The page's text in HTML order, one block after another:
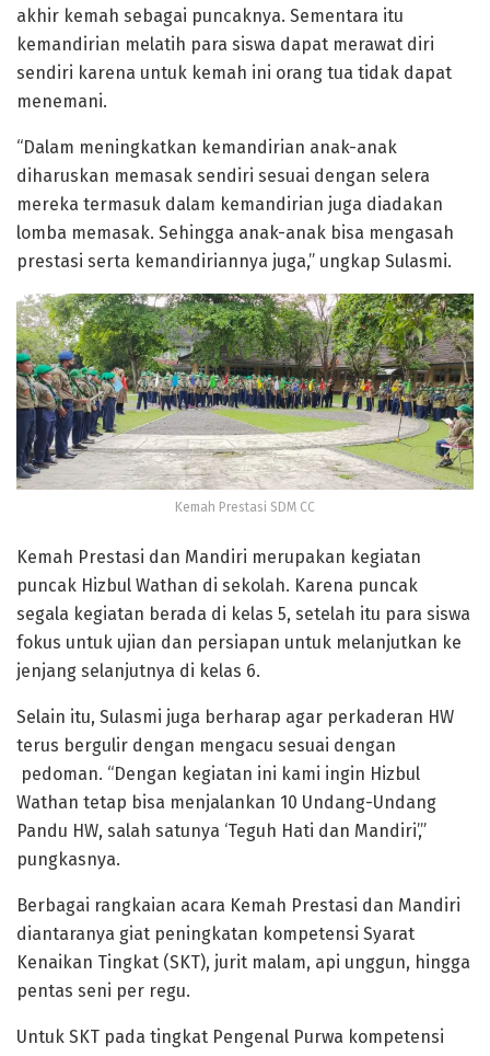
akhir kemah sebagai puncaknya. Sementara itu
kemandirian melatih para siswa dapat merawat diri
sendiri karena untuk kemah ini orang tua tidak dapat
menemani.
“Dalam meningkatkan kemandirian anak-anak
diharuskan memasak sendiri sesuai dengan selera
mereka termasuk dalam kemandirian juga diadakan
lomba memasak. Sehingga anak-anak bisa mengasah
prestasi serta kemandiriannya juga,” ungkap Sulasmi.
Kemah Prestasi SDM CC
Kemah Prestasi dan Mandiri merupakan kegiatan
puncak Hizbul Wathan di sekolah. Karena puncak
segala kegiatan berada di kelas 5, setelah itu para siswa
fokus untuk ujian dan persiapan untuk melanjutkan ke
jenjang selanjutnya di kelas 6.
Selain itu, Sulasmi juga berharap agar perkaderan HW
terus bergulir dengan mengacu sesuai dengan
pedoman. “Dengan kegiatan ini kami ingin Hizbul
Wathan tetap bisa menjalankan 10 Undang-Undang
Pandu HW, salah satunya ‘Teguh Hati dan Mandiri’,”
pungkasnya.
Berbagai rangkaian acara Kemah Prestasi dan Mandiri
diantaranya giat peningkatan kompetensi Syarat
Kenaikan Tingkat (SKT), jurit malam, api unggun, hingga
pentas seni per regu.
Untuk SKT pada tingkat Pengenal Purwa kompetensi